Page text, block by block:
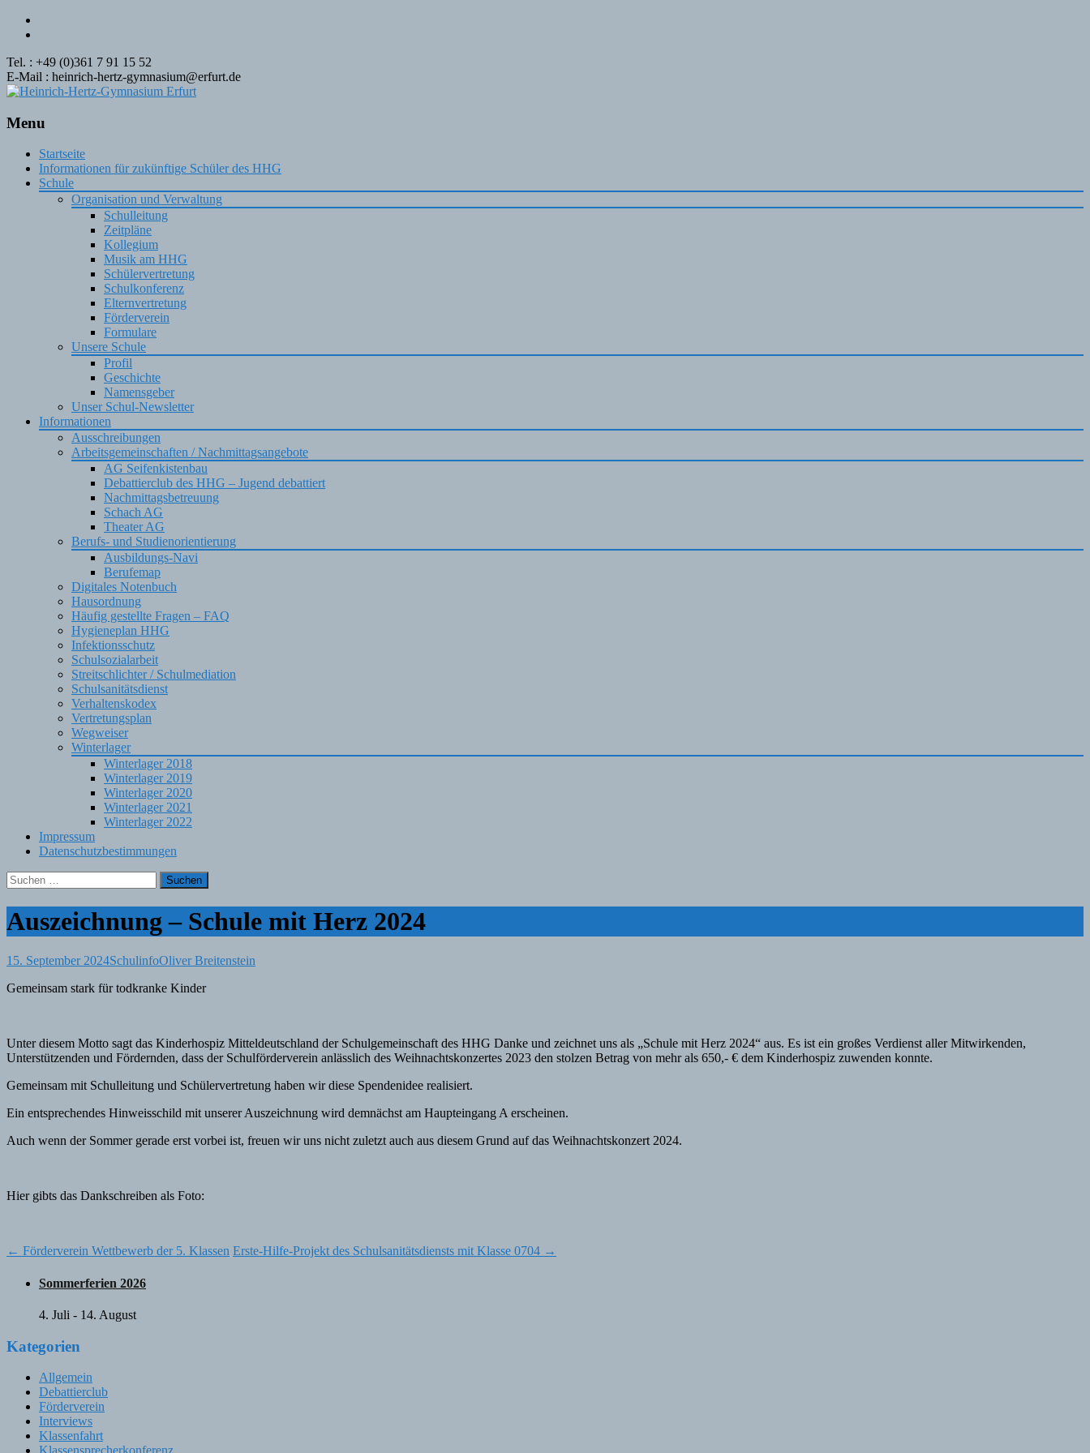
Tel. : +49 (0)361 7 91 15 52
E-Mail : heinrich-hertz-gymnasium@erfurt.de
Menu
Skip
content
Startseite
Informationen für zukünftige Schüler des HHG
Schule
Organisation und Verwaltung
Schulleitung
Zeitpläne
Kollegium
Musik am HHG
Schülervertretung
Schulkonferenz
Elternvertretung
Förderverein
Formulare
Unsere Schule
Profil
Geschichte
Namensgeber
Unser Schul-Newsletter
Informationen
Ausschreibungen
Arbeitsgemeinschaften / Nachmittagsangebote
AG Seifenkistenbau
Debattierclub des HHG – Jugend debattiert
Nachmittagsbetreuung
Schach AG
Theater AG
Berufs- und Studienorientierung
Ausbildungs-Navi
Berufemap
Digitales Notenbuch
Hausordnung
Häufig gestellte Fragen – FAQ
Hygieneplan HHG
Infektionsschutz
Schulsozialarbeit
Streitschlichter / Schulmediation
Schulsanitätsdienst
Verhaltenskodex
Vertretungsplan
Wegweiser
Winterlager
Winterlager 2018
Winterlager 2019
Winterlager 2020
Winterlager 2021
Winterlager 2022
Impressum
Datenschutzbestimmungen
Suchen
nach:
Auszeichnung – Schule mit Herz 2024
15. September 2024SchulinfoOliver Breitenstein
Gemeinsam stark für todkranke Kinder
Unter diesem Motto sagt das Kinderhospiz Mitteldeutschland der Schulgemeinschaft des HHG Danke und zeichnet uns als „Schule mit Herz 2024“ aus. Es ist ein großes Verdienst aller Mitwirkenden,
Unterstützenden und Fördernden, dass der Schulförderverein anlässlich des Weihnachtskonzertes 2023 den stolzen Betrag von mehr als 650,- € dem Kinderhospiz zuwenden konnte.
Gemeinsam mit Schulleitung und Schülervertretung haben wir diese Spendenidee realisiert.
Ein entsprechendes Hinweisschild mit unserer Auszeichnung wird demnächst am Haupteingang A erscheinen.
Auch wenn der Sommer gerade erst vorbei ist, freuen wir uns nicht zuletzt auch aus diesem Grund auf das Weihnachtskonzert 2024.
Hier gibts das Dankschreiben als Foto:
Post
navigation
← Förderverein Wettbewerb der 5. Klassen Erste-Hilfe-Projekt des Schulsanitätsdiensts mit Klasse 0704 →
Sommerferien 2026
4. Juli - 14. August
Kategorien
Allgemein
Debattierclub
Förderverein
Interviews
Klassenfahrt